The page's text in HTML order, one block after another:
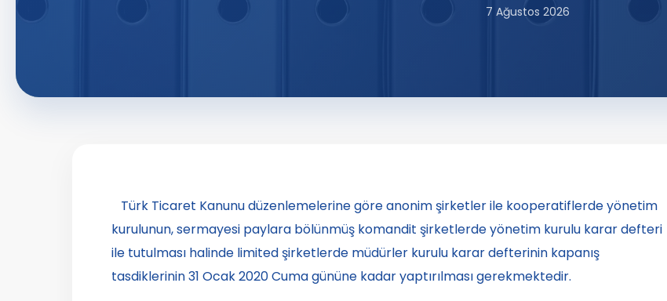
7 Ağustos 2026
Türk Ticaret Kanunu düzenlemelerine göre anonim şirketler ile kooperatiflerde yönetim
kurulunun, sermayesi paylara bölünmüş komandit şirketlerde yönetim kurulu karar defteri
ile tutulması halinde limited şirketlerde müdürler kurulu karar defterinin kapanış
tasdiklerinin 31 Ocak 2020 Cuma gününe kadar yaptırılması gerekmektedir.